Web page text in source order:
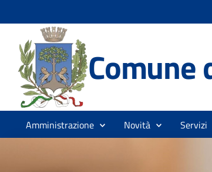
Comune
Amministrazione Novità Servizi